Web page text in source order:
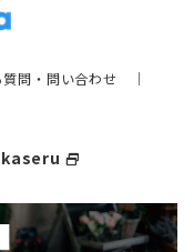
質問・問い合わせ ｜
select_window